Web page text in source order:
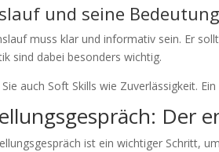
und seine Bedeutung
muss klar und informativ sein. Er
sind dabei besonders wichtig.
auch Soft Skills wie Zuverlässigkeit.
Der
ist ein wichtiger Schritt,